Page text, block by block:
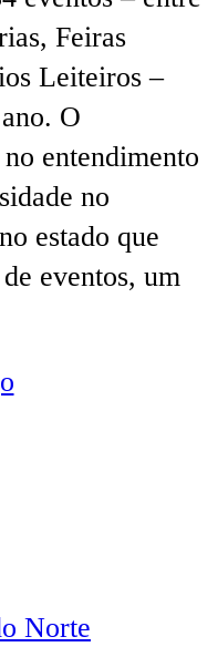
Feiras
Leiteiros –
O
entendimento
no
estado que
eventos, um
Norte